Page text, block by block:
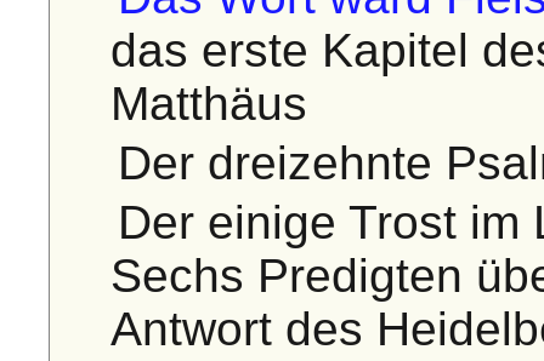
das erste Kapitel
Matthäus
Der dreizehnte
Der einige Trost im
Sechs Predigten
Antwort des